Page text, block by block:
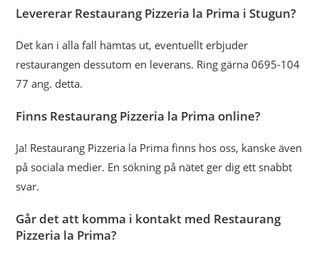
Levererar Restaurang Pizzeria la Prima i Stugun?
Det kan i alla fall hämtas ut, eventuellt erbjuder
restaurangen dessutom en leverans. Ring gärna 0695-104
77 ang. detta.
Finns Restaurang Pizzeria la Prima online?
Ja! Restaurang Pizzeria la Prima finns hos oss, kanske även
på sociala medier. En sökning på nätet ger dig ett snabbt
svar.
Går det att komma i kontakt med Restaurang
Pizzeria la Prima?